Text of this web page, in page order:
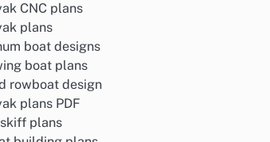
CNC plans
plans
boat designs
boat plans
rowboat design
plans PDF
plans